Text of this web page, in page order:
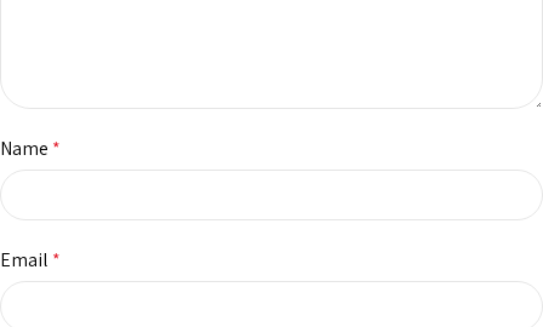
Name *
Email *